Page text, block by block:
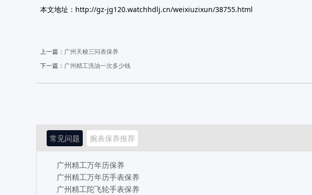
本文地址：http://gz-jg120.watchhdlj.cn/weixiuzixun/38755.html
上一篇： 广州天梭三问表保养
下一篇： 广州精工洗油一次多少钱
常见问题 腕表保养推荐
广州精工万年历保养
广州精工万年历手表保养
广州精工陀飞轮手表保养